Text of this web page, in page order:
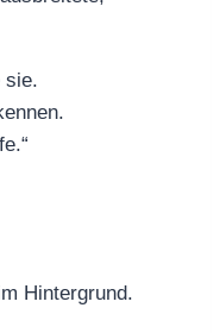
sie.
Hintergrund.